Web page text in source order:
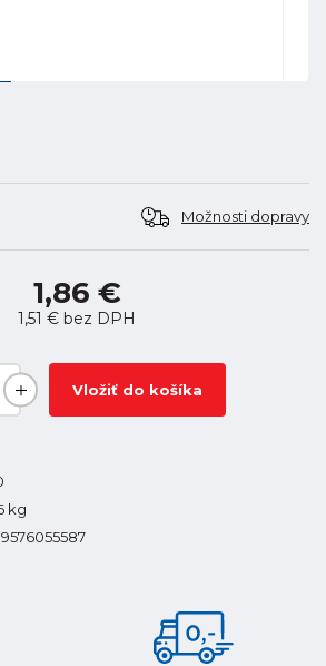
Možnosti dopravy
1,86 €
1,51 € bez DPH
Vložiť do košíka
kg